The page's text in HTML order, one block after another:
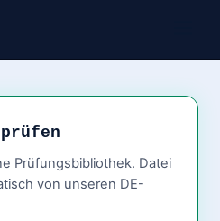
Prüfungsbibliothek. Datei
von unseren DE-